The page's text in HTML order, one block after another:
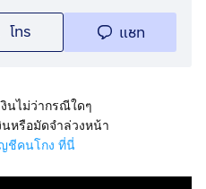
บอกสูบของเครื่องยนต์) :
โทร แชท
นไม่ว่ากรณีใดๆ
นหรือมัดจำล่วงหน้า
ชีคนโกง ที่นี่